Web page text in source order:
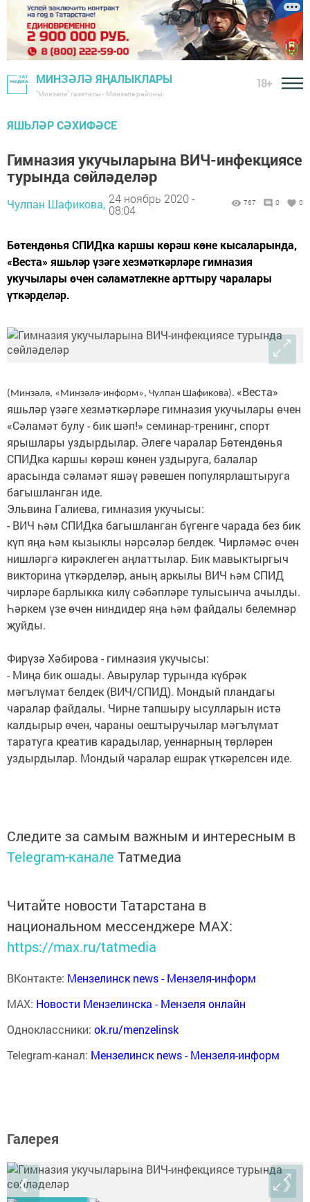
МИНЗӘЛӘ ЯҢАЛЫКЛАРЫ
"Минзәлә" газетасы - Минзәлә районы
18+
ЯШЬЛӘР СӘХИФӘСЕ
Гимназия укучыларына ВИЧ-инфекциясе
турында сөйләделәр
Чулпан Шафикова, 24 ноябрь 2020 -
08:04
767 0 0
Бөтендөнья СПИДка каршы көрәш көне кысаларында,
«Веста» яшьләр үзәге хезмәткәрләре гимназия
укучылары өчен сәламәтлекне арттыру чаралары
үткәрделәр.
(Минзәлә, «Минзәлә-информ», Чулпан Шафикова). «Веста»
яшьләр үзәге хезмәткәрләре гимназия укучылары өчен
«Сәламәт булу - бик шәп!» семинар-тренинг, спорт
ярышлары уздырдылар. Әлеге чаралар Бөтендөнья
СПИДка каршы көрәш көнен уздыруга, балалар
арасында сәламәт яшәү рәвешен популярлаштыруга
багышланган иде.
Эльвина Галиева, гимназия укучысы:
- ВИЧ һәм СПИДка багышланган бүгенге чарада без бик
күп яңа һәм кызыклы нәрсәләр белдек. Чирләмәс өчен
нишләргә кирәклеген аңлаттылар. Бик мавыктыргыч
викторина үткәрделәр, аның аркылы ВИЧ һәм СПИД
чирләре барлыкка килү сәбәпләре тулысынча ачылды.
Һәркем үзе өчен ниндидер яңа һәм файдалы белемнәр
җуйды.
Фирүзә Хәбирова - гимназия укучысы:
- Миңа бик ошады. Авырулар турында күбрәк
мәгълүмат белдек (ВИЧ/СПИД). Мондый пландагы
чаралар файдалы. Чирне тапшыру ысулларын истә
калдырыр өчен, чараны оештыручылар мәгълүмат
таратуга креатив карадылар, уеннарның төрләрен
уздырдылар. Мондый чаралар ешрак үткәрелсен иде.
Следите за самым важным и интересным в
Telegram-канале Татмедиа
Читайте новости Татарстана в
национальном мессенджере MАХ:
https://max.ru/tatmedia
ВКонтакте: Мензелинск news - Мензеля-информ
MAX: Новости Мензелинска - Мензеля онлайн
Одноклассники: ok.ru/menzelinsk
Telegram-канал: Мензелинск news - Мензеля-информ
Галерея
❮ ❯